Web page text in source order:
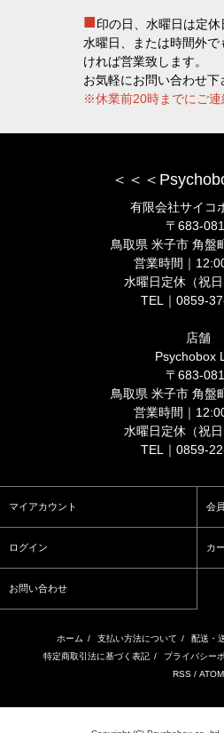
■印の日、水曜日は定休
水曜日、または時間外で
ければ営業致します。
お気軽にお問い合わせ下
※休業前20時までにご連
＜＜＜
有限会社サイコ
〒683-
鳥取県 米子市 角盤
営業時間｜
水曜日定休（祝日
TEL｜0859-
店舗
Psychobox
〒683-
鳥取県 米子市 角盤
営業時間｜
水曜日定休（祝日
TEL｜0859-
マイアカウント 会
ログイン カ
お問い合わせ
ホーム / 支払い方法について / 配送・
特定商取引法に基づく表記 / プライバシー
RSS / ATOM